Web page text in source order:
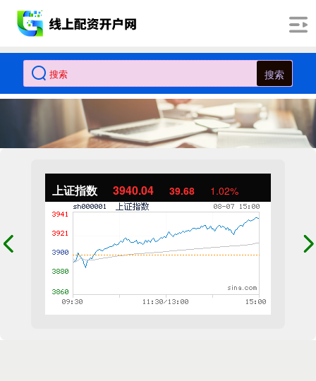
搜索
上证指数 3940.04 39.68 1.02%